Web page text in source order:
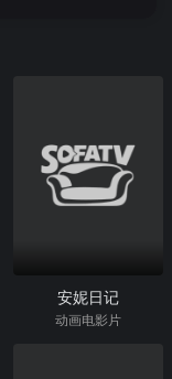
安妮日记
动画电影片